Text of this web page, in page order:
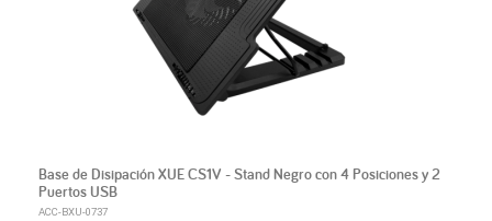
Base de Disipación XUE CS1V - Stand Negro con 4 Posiciones y 2
Puertos USB
ACC-BXU-0737